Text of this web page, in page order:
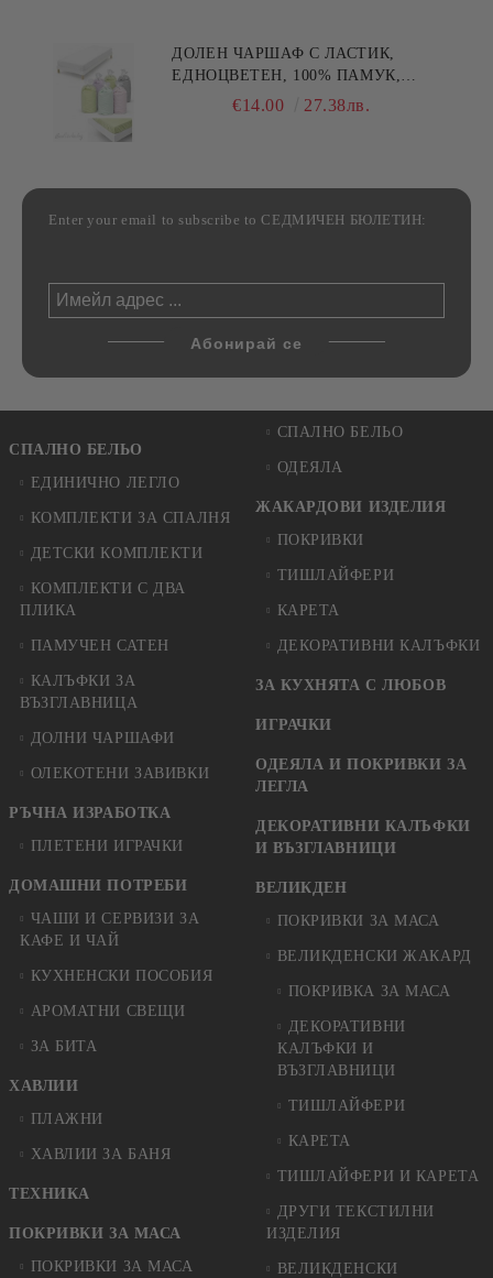
ДОЛЕН ЧАРШАФ С ЛАСТИК,
ЕДНОЦВЕТЕН, 100% ПАМУК,
РАЗЛИЧНИ РАЗМЕРИ
€14.00 27.38лв.
Enter your email to subscribe to СЕДМИЧЕН БЮЛЕТИН:
СПАЛНО БЕЛЬО
ЕДИНИЧНО ЛЕГЛО
КОМПЛЕКТИ ЗА СПАЛНЯ
ДЕТСКИ КОМПЛЕКТИ
КОМПЛЕКТИ С ДВА
ПЛИКА
ПАМУЧЕН САТЕН
КАЛЪФКИ ЗА
ВЪЗГЛАВНИЦА
ДОЛНИ ЧАРШАФИ
ОЛЕКОТЕНИ ЗАВИВКИ
РЪЧНА ИЗРАБОТКА
ПЛЕТЕНИ ИГРАЧКИ
ДОМАШНИ ПОТРЕБИ
ЧАШИ И СЕРВИЗИ ЗА
КАФЕ И ЧАЙ
КУХНЕНСКИ ПОСОБИЯ
АРОМАТНИ СВЕЩИ
ЗА БИТА
ХАВЛИИ
ПЛАЖНИ
ХАВЛИИ ЗА БАНЯ
ТЕХНИКА
ПОКРИВКИ ЗА МАСА
ПОКРИВКИ ЗА МАСА
СПАЛНО БЕЛЬО
ОДЕЯЛА
ЖАКАРДОВИ ИЗДЕЛИЯ
ПОКРИВКИ
ТИШЛАЙФЕРИ
КАРЕТА
ДЕКОРАТИВНИ КАЛЪФКИ
ЗА КУХНЯТА С ЛЮБОВ
ИГРАЧКИ
ОДЕЯЛА И ПОКРИВКИ ЗА
ЛЕГЛА
ДЕКОРАТИВНИ КАЛЪФКИ
И ВЪЗГЛАВНИЦИ
ВЕЛИКДЕН
ПОКРИВКИ ЗА МАСА
ВЕЛИКДЕНСКИ ЖАКАРД
ПОКРИВКА ЗА МАСА
ДЕКОРАТИВНИ
КАЛЪФКИ И
ВЪЗГЛАВНИЦИ
ТИШЛАЙФЕРИ
КАРЕТА
ТИШЛАЙФЕРИ И КАРЕТА
ДРУГИ ТЕКСТИЛНИ
ИЗДЕЛИЯ
ВЕЛИКДЕНСКИ